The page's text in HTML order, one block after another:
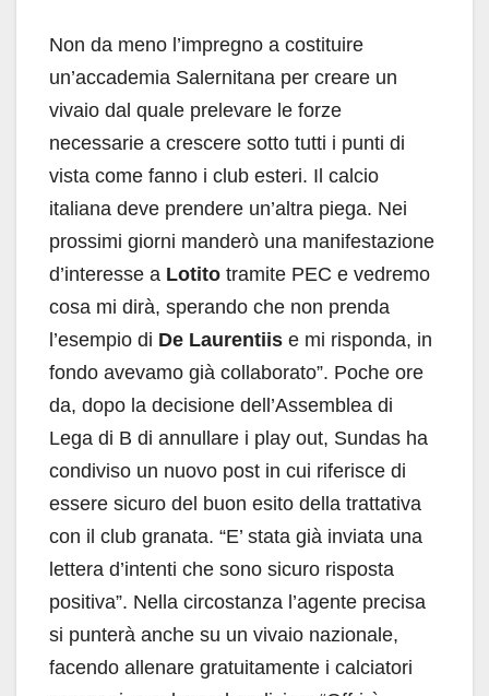
Non da meno l’impregno a costituire
un’accademia Salernitana per creare un
vivaio dal quale prelevare le forze
necessarie a crescere sotto tutti i punti di
vista come fanno i club esteri. Il calcio
italiana deve prendere un’altra piega. Nei
prossimi giorni manderò una manifestazione
d’interesse a Lotito tramite PEC e vedremo
cosa mi dirà, sperando che non prenda
l’esempio di De Laurentiis e mi risponda, in
fondo avevamo già collaborato”. Poche ore
da, dopo la decisione dell’Assemblea di
Lega di B di annullare i play out, Sundas ha
condiviso un nuovo post in cui riferisce di
essere sicuro del buon esito della trattativa
con il club granata. “E’ stata già inviata una
lettera d’intenti che sono sicuro risposta
positiva”. Nella circostanza l’agente precisa
si punterà anche su un vivaio nazionale,
facendo allenare gratuitamente i calciatori